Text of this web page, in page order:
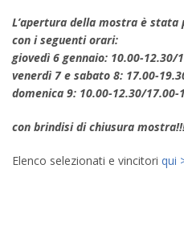
L’apertura della mostra è
con i seguenti orari:
giovedì 6 gennaio: 10.00-12.30/
venerdì 7 e sabato 8: 17.00-
domenica 9: 10.00-12.30/17.00-
con brindisi di chiusura
Elenco selezionati e vincitori qui